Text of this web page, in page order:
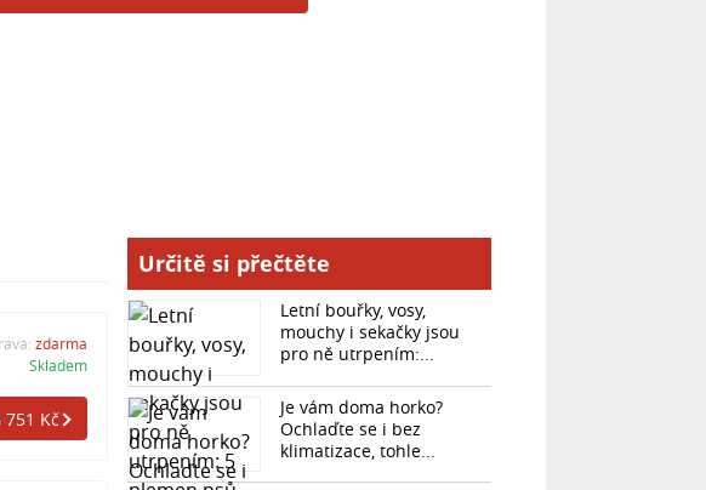
zdarma
Skladem
Kč
Určitě si přečtěte
Letní bouřky, vosy,
mouchy i sekačky jsou
pro ně utrpením:...
Je vám doma horko?
Ochlaďte se i bez
klimatizace, tohle...